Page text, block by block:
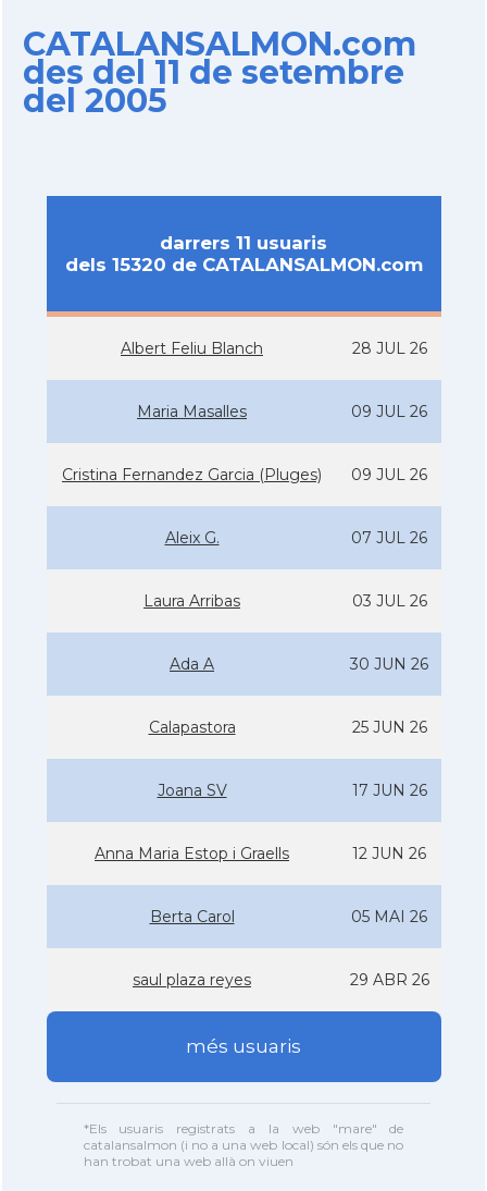
CATALANSALMON.com
des del 11 de setembre
del 2005
darrers 11 usuaris
dels 15320 de CATALANSALMON.com
Albert Feliu Blanch 28 JUL 26
Maria Masalles 09 JUL 26
Cristina Fernandez Garcia (Pluges) 09 JUL 26
Aleix G. 07 JUL 26
Laura Arribas 03 JUL 26
Ada A 30 JUN 26
Calapastora 25 JUN 26
Joana SV 17 JUN 26
Anna Maria Estop i Graells 12 JUN 26
Berta Carol 05 MAI 26
saul plaza reyes 29 ABR 26
més usuaris
*Els usuaris registrats a la web "mare" de
catalansalmon (i no a una web local) són els que no
han trobat una web allà on viuen